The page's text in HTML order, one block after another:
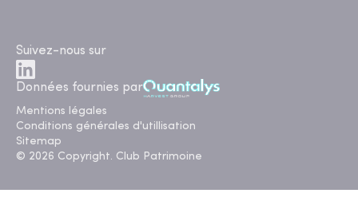
Suivez-nous sur
Données fournies par
Mentions légales
Conditions générales d'utillisation
Sitemap
© 2026 Copyright. Club Patrimoine